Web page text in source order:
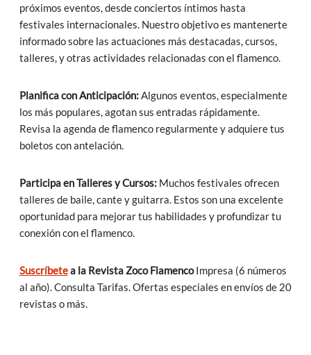
próximos eventos, desde conciertos íntimos hasta
festivales internacionales. Nuestro objetivo es mantenerte
informado sobre las actuaciones más destacadas, cursos,
talleres, y otras actividades relacionadas con el flamenco.
Planifica con Anticipación:Algunos eventos, especialmente
los más populares, agotan sus entradas rápidamente.
Revisa la agenda de flamenco regularmente y adquiere tus
boletos con antelación.
Participa en Talleres y Cursos:Muchos festivales ofrecen
talleres de baile, cante y guitarra. Estos son una excelente
oportunidad para mejorar tus habilidades y profundizar tu
conexión con el flamenco.
Suscríbetea la Revista Zoco FlamencoImpresa (6 números
al año). Consulta Tarifas. Ofertas especiales en envíos de 20
revistas o más.